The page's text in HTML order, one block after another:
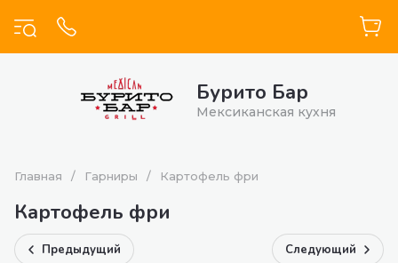
Бурито Бар
Мексиканская кухня
Главная / Гарниры / Картофель фри
Картофель фри
Предыдущий Следующий